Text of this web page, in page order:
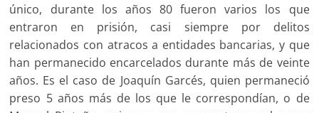
único, durante los años 80 fueron varios los que
entraron en prisión, casi siempre por delitos
relacionados con atracos a entidades bancarias, y que
han permanecido encarcelados durante más de veinte
años. Es el caso de Joaquín Garcés, quien permaneció
preso 5 años más de los que le correspondían, o de